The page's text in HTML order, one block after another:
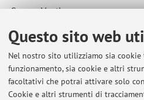
Questo sito web
Nel nostro sito utilizziamo sia cookie
funzionamento, sia cookie e altri
facoltativi che potrai attivare solo
Cookie e altri strumenti di
Serena Vantin
Silvia Zullo
Pubblicato il: 24 settembre 2025